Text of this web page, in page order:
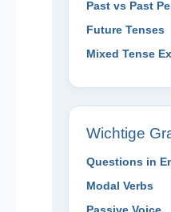
Past vs Past
Future Tenses
Mixed Tense
Wichtige
Questions in
Modal Verbs